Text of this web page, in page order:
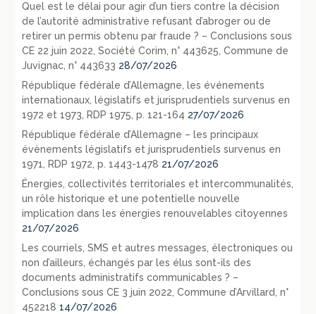
Quel est le délai pour agir d’un tiers contre la décision
de l’autorité administrative refusant d’abroger ou de
retirer un permis obtenu par fraude ? – Conclusions sous
CE 22 juin 2022, Société Corim, n° 443625, Commune de
Juvignac, n° 443633 28/07/2026
République fédérale d’Allemagne, les événements
internationaux, législatifs et jurisprudentiels survenus en
1972 et 1973, RDP 1975, p. 121-164 27/07/2026
République fédérale d’Allemagne – les principaux
évènements législatifs et jurisprudentiels survenus en
1971, RDP 1972, p. 1443-1478 21/07/2026
Énergies, collectivités territoriales et intercommunalités,
un rôle historique et une potentielle nouvelle
implication dans les énergies renouvelables citoyennes
21/07/2026
Les courriels, SMS et autres messages, électroniques ou
non d’ailleurs, échangés par les élus sont-ils des
documents administratifs communicables ? –
Conclusions sous CE 3 juin 2022, Commune d’Arvillard, n°
452218 14/07/2026